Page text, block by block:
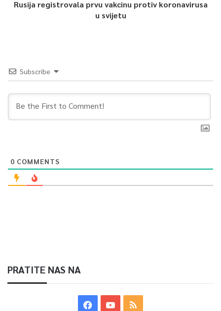
Rusija registrovala prvu vakcinu protiv koronavirusa
u svijetu
Subscribe
0 COMMENTS
PRATITE NAS NA